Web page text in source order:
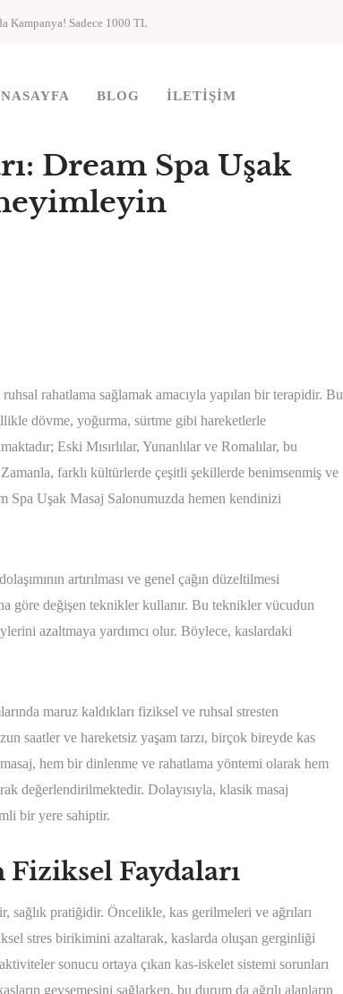
Kampanya! Sadece 1000 TL
BLOG İLETIŞIM
Dream Spa Uşak
rahatlama sağlamak amacıyla yapılan bir terapidir. Bu
dövme, yoğurma, sürtme gibi hareketlerle
Eski Mısırlılar, Yunanlılar ve Romalılar, bu
farklı kültürlerde çeşitli şekillerde benimsenmiş ve
Spa Uşak Masaj Salonumuzda hemen kendinizi
artırılması ve genel çağın düzeltilmesi
göre değişen teknikler kullanır. Bu teknikler vücudun
azaltmaya yardımcı olur. Böylece, kaslardaki
maruz kaldıkları fiziksel ve ruhsal stresten
saatler ve hareketsiz yaşam tarzı, birçok bireyde kas
hem bir dinlenme ve rahatlama yöntemi olarak hem
değerlendirilmektedir. Dolayısıyla, klasik masaj
bir yere sahiptir.
Fiziksel Faydaları
pratiğidir. Öncelikle, kas gerilmeleri ve ağrıları
stres birikimini azaltarak, kaslarda oluşan gerginliği
sonucu ortaya çıkan kas-iskelet sistemi sorunları
gevşemesini sağlarken, bu durum da ağrılı alanların